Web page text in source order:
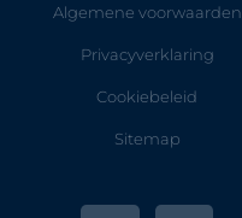
Algemene voorwaarden
Privacyverklaring
Cookiebeleid
Sitemap